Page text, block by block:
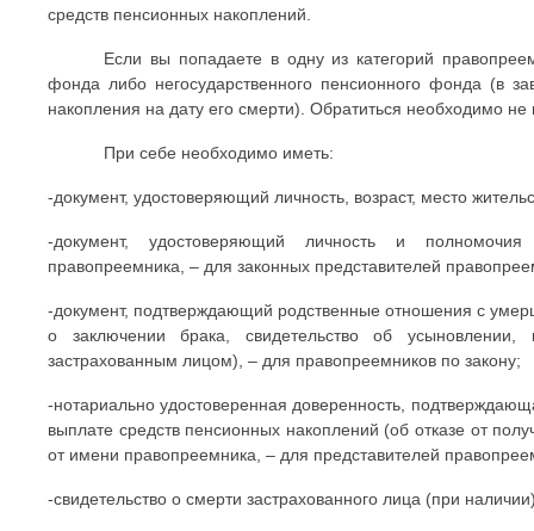
средств пенсионных накоплений.
Если вы попадаете в одну из категорий
фонда либо негосударственного пенсионного фонда (в
накопления на дату его смерти). Обратиться необходимо
При себе необходимо иметь:
-документ, удостоверяющий личность, возраст, место
-документ, удостоверяющий личность и полномочия
правопреемника, – для законных представителей
-документ, подтверждающий родственные отношения с
о заключении брака, свидетельство об
застрахованным лицом), – для правопреемников по закону;
-нотариально удостоверенная доверенность,
выплате средств пенсионных накоплений (об отказе от
от имени правопреемника, – для представителей
-свидетельство о смерти застрахованного лица (при